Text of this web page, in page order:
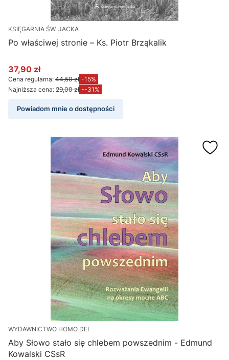
KSIĘGARNIA ŚW. JACKA
Po właściwej stronie – Ks. Piotr Brząkalik
Cena promocyjna
37,90 zł
Cena regularna: 44,50 zł -15%
Najniższa cena: 29,00 zł --31%
Powiadom mnie o dostępności
WYDAWNICTWO HOMO DEI
Aby Słowo stało się chlebem powszednim - Edmund
Kowalski CSsR